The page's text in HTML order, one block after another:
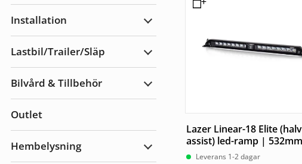
Installation
Expandera
Lastbil/Trailer/Släp
Expandera
Bilvård & Tillbehör
Expandera
Outlet
Hembelysning
Expandera
Hembelysning
Lazer Linear-18 Elite
assist) led-ramp | 532mm
Leverans 1-2 dagar